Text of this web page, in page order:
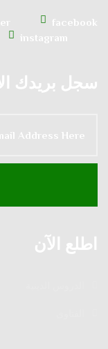
facebook
instagram
سجل بريدك
اطلع الآن